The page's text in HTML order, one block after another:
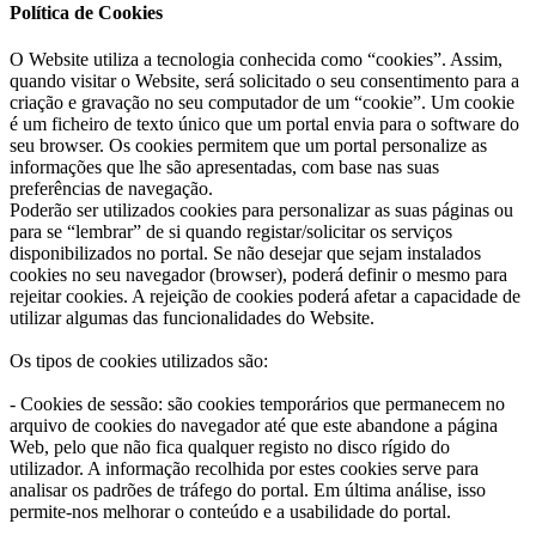
Política de Cookies
O Website utiliza a tecnologia conhecida como “cookies”. Assim,
quando visitar o Website, será solicitado o seu consentimento para a
criação e gravação no seu computador de um “cookie”. Um cookie
é um ficheiro de texto único que um portal envia para o software do
seu browser. Os cookies permitem que um portal personalize as
informações que lhe são apresentadas, com base nas suas
preferências de navegação.
Poderão ser utilizados cookies para personalizar as suas páginas ou
para se “lembrar” de si quando registar/solicitar os serviços
disponibilizados no portal. Se não desejar que sejam instalados
cookies no seu navegador (browser), poderá definir o mesmo para
rejeitar cookies. A rejeição de cookies poderá afetar a capacidade de
utilizar algumas das funcionalidades do Website.
Os tipos de cookies utilizados são:
- Cookies de sessão: são cookies temporários que permanecem no
arquivo de cookies do navegador até que este abandone a página
Web, pelo que não fica qualquer registo no disco rígido do
utilizador. A informação recolhida por estes cookies serve para
analisar os padrões de tráfego do portal. Em última análise, isso
permite-nos melhorar o conteúdo e a usabilidade do portal.